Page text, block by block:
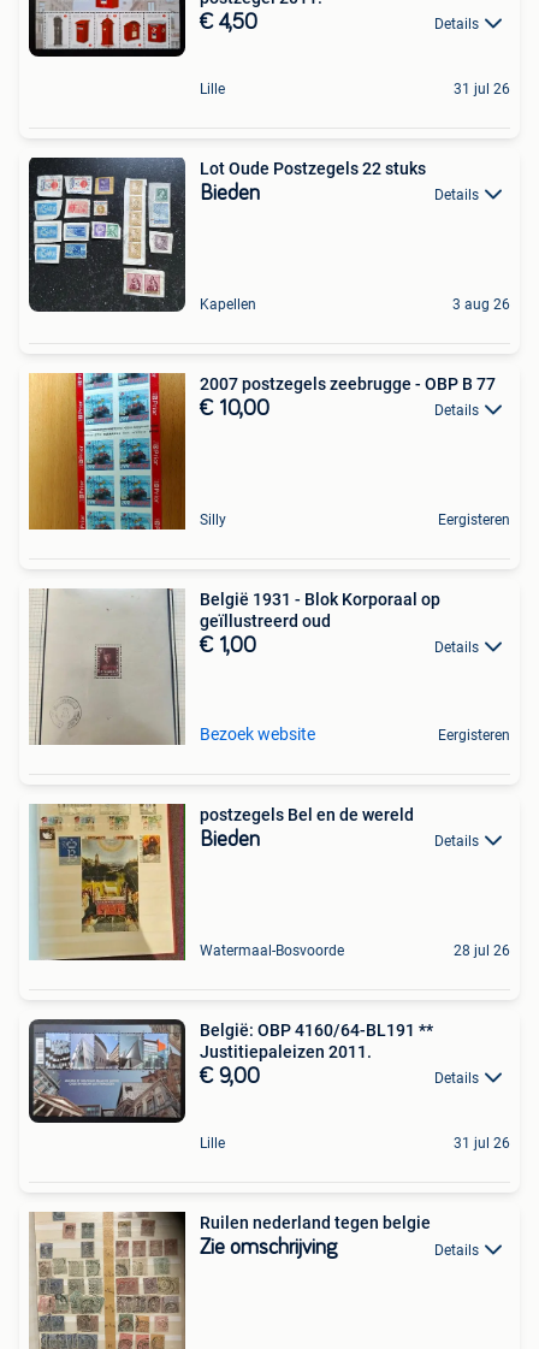
€ 4,50 Details
Lille 31 jul 26
Lot Oude Postzegels 22 stuks
Bieden Details
Kapellen 3 aug 26
2007 postzegels zeebrugge - OBP B 77
€ 10,00 Details
Silly Eergisteren
België 1931 - Blok Korporaal op
geïllustreerd oud
€ 1,00 Details
Bezoek website Eergisteren
postzegels Bel en de wereld
Bieden Details
Watermaal-Bosvoorde 28 jul 26
België: OBP 4160/64-BL191 **
Justitiepaleizen 2011.
€ 9,00 Details
Lille 31 jul 26
Ruilen nederland tegen belgie
Zie omschrijving Details